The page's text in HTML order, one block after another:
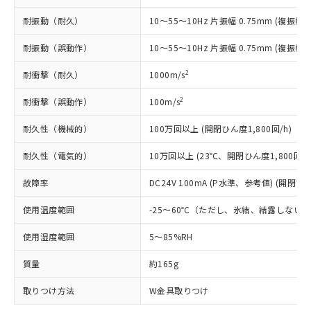
耐振動（耐久） 10～55～10Hz 片振幅 0.75mm (複振幅
耐振動（誤動作） 10～55～10Hz 片振幅 0.75mm (複振幅
耐衝撃（耐久） 1000m/s2
耐衝撃（誤動作） 100m/s2
耐久性（機械的） 100万回以上 (開閉ひん度1,800回/h)
耐久性（電気的） 10万回以上 (23℃、開閉ひん度1,800回/
故障率 DC24V 100mA (P水準、参考値) (開閉ひ
使用温度範囲 -25～60℃（ただし、氷結、結露しない
使用湿度範囲 5～85%RH
質量 約165g
取りつけ方法 W金具取りつけ
タに基づき作成されるものであり、閲
覧された時点での実際の在庫および標
準価格とは異なる場合があることをご
了承ください。
正式な納期状況および標準価格はお客
様のお取引先、またはお客様担当のオ
ムロン制御機器販売店・当社販売員に
ご相談ください。
オムロン制御機器販売店や当社販売拠
」をご確認
ください。
在庫状況および標準価格結果を当社の
事前の承諾なく第三者に漏洩または開
示しないようお願いします。
マイパーツ機能（部品リスト作成サー
ビス）をご利用いただくには、I-Web
メンバーズにご登録されている必要が
お客様が当ウェブサイト上で当社にご
および当社の共同利用者が、当社の製
鉛(Pb) 1000ppm以下、 水銀(Hg) 1000ppm以下、 カド
ミウム(Cd) 100ppm以下、
六価クロム(Cr(Ⅵ)) 1000ppm以下、ポリ臭化ビフェニル
類(PBB) 1000ppm以下、ポリ臭化ジフェニルエーテル類
(PBDE) 1000ppm以下、フタル酸ビス(2-エチルヘキシ
ル) (DEHP)(別名：DOP) 1000ppm以下、フタル酸ブチ
ルベンジル（BBP） 1000ppm以下、フタル酸ジブチル
（DBP） 1000ppm以下、フタル酸ジイソブチル
但し、RoHS指令で産業用監視および制御機器に対する
フタル酸エステル類の４物質については閾値を超える意
図的な使用がないことを確認しています。
部品在庫の切り替え状況などにより、予定
※3 非含有証明書ダウンロード
下記の非含有証明書をダウンロードするこ
Pb(鉛) :1000ppm、 Hg(水銀) : 1000ppm、 Cd(カドミウ
Cr(Ⅵ)(六価クロム) : 1000ppm、 PBBs(ポリ臭化ビフェ
ニル類) : 1000ppm、 PBDEs(ポリ臭化ジフェニルエーテ
DBP(フタル酸ジブチル) : 1000ppm、 DIBP(フタル酸ジ
イソブチル) : 1000ppm、 BBP(フタル酸ブチルベンジ
ル) : 1000ppm、
DEHP(フタル酸ビス(2-エチルヘキシル)) : 1000ppm
※2 環境保護使用期限
「ｅ」：有害物質（10物質）のすべてが基
準値以下であることを示します。
「10」：通常の使用状況下において有害物
及ぼさない年数を意味します。
「－」：未確認です。当社販売部門へお問
国政府の輸出許可(または役務取引許
可)を取得するなどの必要な手続きを
とります。
当社は規制貨物を破棄する場合は、完
全に破砕するなど、違法に輸出されな
いよう必要な手段を講じます。
当社は貴社製品を、核兵器、ミサイ
ル、化学兵器、生物兵器またはその他
武器並びにこれらの製造装置等に一切
当社は、貴社製品を第三者に販売する
場合は、上記1、2および3の内容を当
該第三者に通知します。また当社は、
販売先および販売に係わる関係者が違
法に輸出するおそれがある場合は、取
り引きをいたしません。
号
○ 一定数以上の在庫あり
一定数には満たないが在庫あり
いては、お客様のお取引先、ま
たはお客様担当のオムロン制御
機器販売店・当社販売員にご確
認ください)
空
受注生産機種、また在庫状況の
情報を公開していない機種